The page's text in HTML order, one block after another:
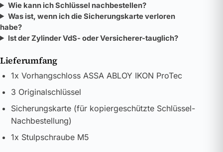
Wie kann ich Schlüssel nachbestellen?
Was ist, wenn ich die Sicherungskarte verloren
habe?
Ist der Zylinder VdS- oder Versicherer-tauglich?
Lieferumfang
1x Vorhangschloss ASSA ABLOY IKON ProTec
3 Originalschlüssel
Sicherungskarte (für kopiergeschützte Schlüssel-
Nachbestellung)
1x Stulpschraube M5